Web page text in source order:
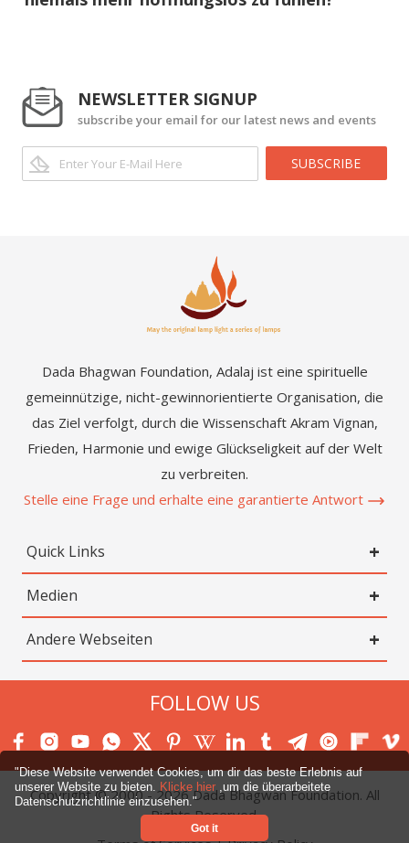
"Diese Website verwendet Cookies, um dir das beste Erlebnis auf
unserer Website zu bieten. Klicke hier ,um die überarbeitete
Datenschutzrichtlinie einzusehen."
Got it
NEWSLETTER SIGNUP
subscribe your email for our latest news and events
SUBSCRIBE
Dada Bhagwan Foundation, Adalaj ist eine spirituelle
gemeinnützige, nicht-gewinnorientierte Organisation, die
das Ziel verfolgt, durch die Wissenschaft Akram Vignan,
Frieden, Harmonie und ewige Glückseligkeit auf der Welt
zu verbreiten.
Stelle eine Frage und erhalte eine garantierte Antwort
Quick Links
Medien
Andere Webseiten
FOLLOW US
Copyright © 2000 -2026Dada Bhagwan Foundation. All
Rights Reserved.